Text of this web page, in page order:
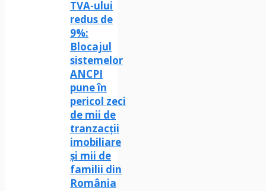
TVA-ului
redus de
9%:
Blocajul
sistemelor
ANCPI
pune în
pericol zeci
de mii de
tranzacții
imobiliare
și mii de
familii din
România